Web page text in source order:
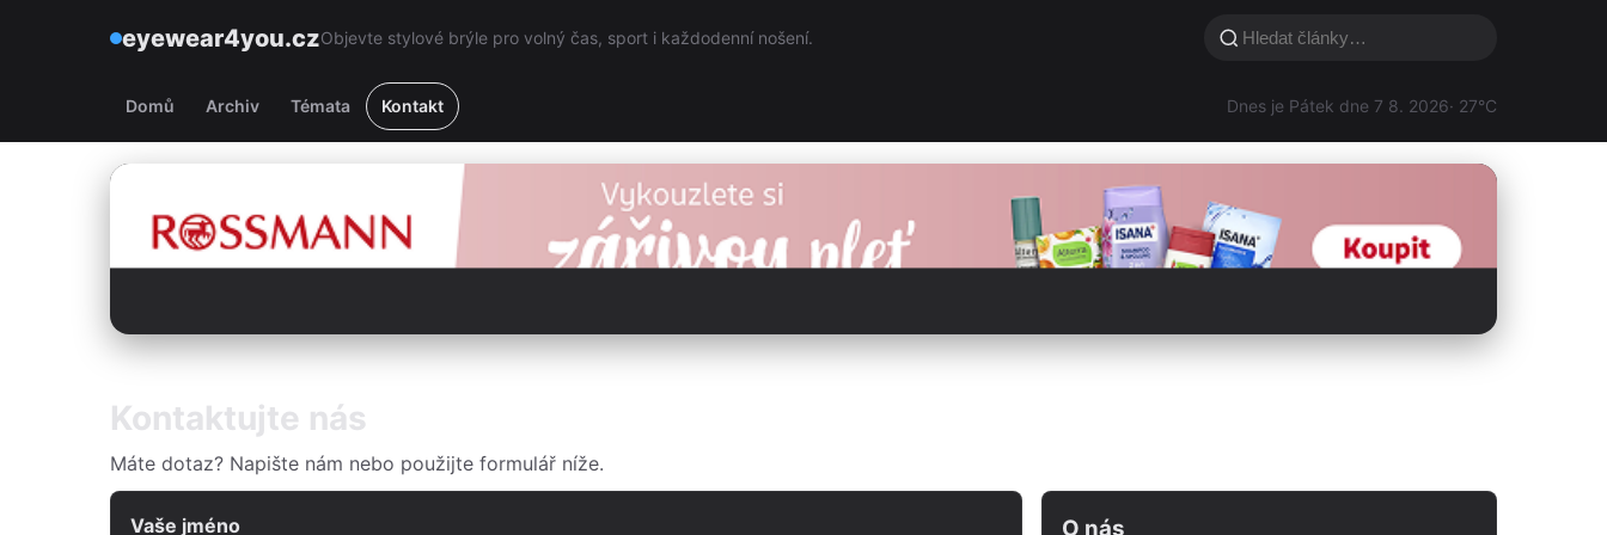
eyewear4you.czObjevte stylové brýle pro volný čas, sport i každodenní nošení.
Domů Archiv Témata Kontakt Dnes je Pátek dne 7 8. 2026· 27°C
Kontaktujte nás
Máte dotaz? Napište nám nebo použijte formulář níže.
Vaše jméno O nás